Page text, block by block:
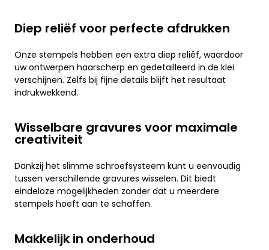
Diep reliëf voor perfecte afdrukken
Onze stempels hebben een extra diep reliëf, waardoor
uw ontwerpen haarscherp en gedetailleerd in de klei
verschijnen. Zelfs bij fijne details blijft het resultaat
indrukwekkend.
Wisselbare gravures voor maximale
creativiteit
Dankzij het slimme schroefsysteem kunt u eenvoudig
tussen verschillende gravures wisselen. Dit biedt
eindeloze mogelijkheden zonder dat u meerdere
stempels hoeft aan te schaffen.
Makkelijk in onderhoud